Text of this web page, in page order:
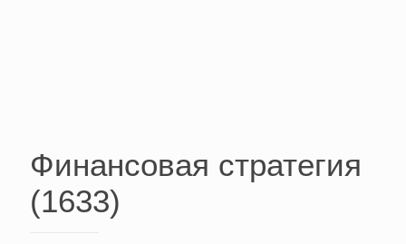
Финансовая стратегия
(1633)